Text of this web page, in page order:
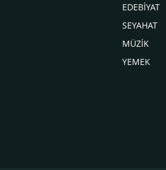
EDEBİYAT
SEYAHAT
MÜZİK
YEMEK